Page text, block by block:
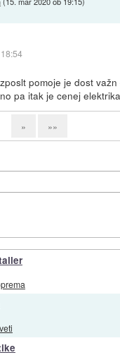
pomoje je dost
pa itak je cenej
» »»